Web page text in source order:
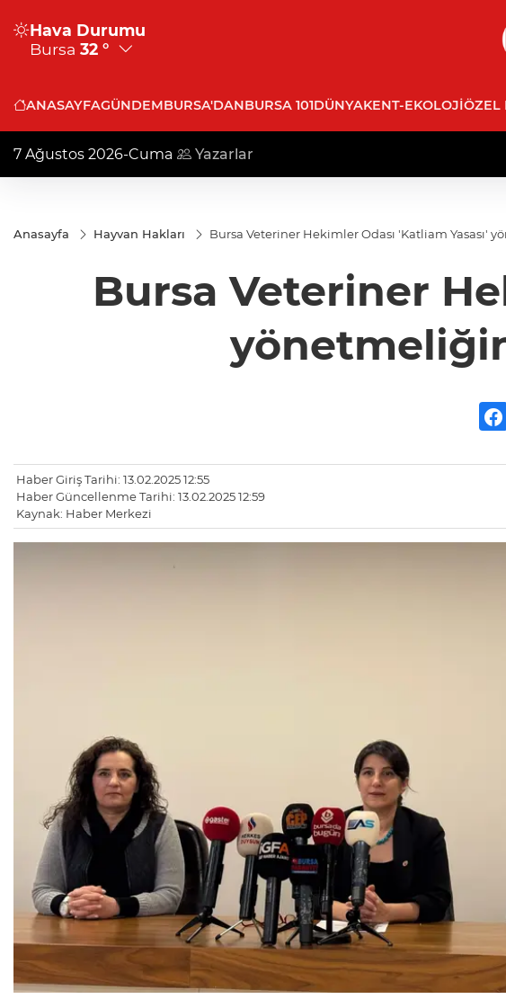
Hava Durumu
Bursa 32 °
ANASAYFAGÜNDEMBURSA'DANBURSA 101DÜNYAKENT-EKOLOJIÖZEL
7 Ağustos 2026-Cuma Yazarlar
Anasayfa Hayvan Hakları Bursa Veteriner Hekimler Odası 'Katliam Yasası'
Bursa Veteriner
Haber Giriş Tarihi: 13.02.2025 12:55
Haber Güncellenme Tarihi: 13.02.2025 12:59
Kaynak: Haber Merkezi